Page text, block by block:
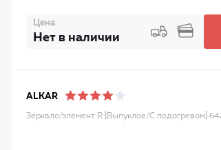
Цена
Нет в наличии
ALKAR
Зеркало/элемент R [Выпуклое/С подогревом]